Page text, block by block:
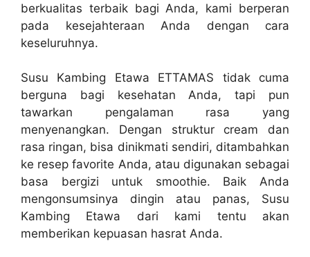
berkualitas terbaik bagi Anda, kami berperan
pada kesejahteraan Anda dengan cara
keseluruhnya.
Susu Kambing Etawa ETTAMAS tidak cuma
berguna bagi kesehatan Anda, tapi pun
tawarkan pengalaman rasa yang
menyenangkan. Dengan struktur cream dan
rasa ringan, bisa dinikmati sendiri, ditambahkan
ke resep favorite Anda, atau digunakan sebagai
basa bergizi untuk smoothie. Baik Anda
mengonsumsinya dingin atau panas, Susu
Kambing Etawa dari kami tentu akan
memberikan kepuasan hasrat Anda.